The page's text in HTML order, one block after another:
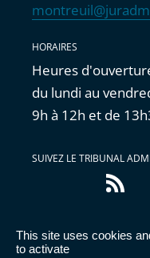
This site uses cookies
to activate
HORAIRES
Heures
du lundi au
9h à 12h et de
SUIVEZ LE TRIBUNAL
Flux
RSS
Accessibilité :